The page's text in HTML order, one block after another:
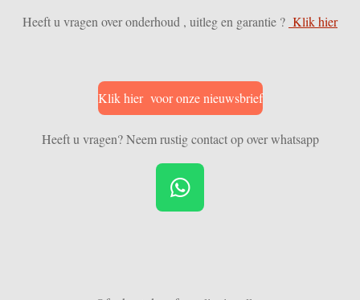
Heeft u vragen over onderhoud , uitleg en garantie ? Klik hier
Klik hier voor onze nieuwsbrief
Heeft u vragen? Neem rustig contact op over whatsapp
W
h